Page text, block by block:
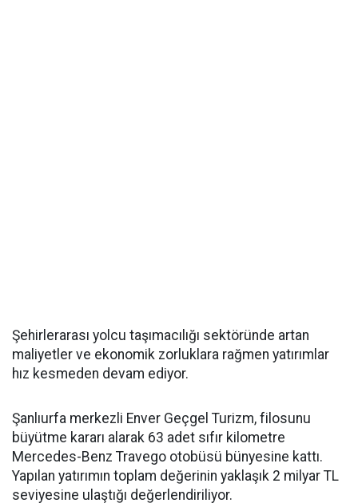
Şehirlerarası yolcu taşımacılığı sektöründe artan
maliyetler ve ekonomik zorluklara rağmen yatırımlar
hız kesmeden devam ediyor.
Şanlıurfa merkezli Enver Geçgel Turizm, filosunu
büyütme kararı alarak 63 adet sıfır kilometre
Mercedes-Benz Travego otobüsü bünyesine kattı.
Yapılan yatırımın toplam değerinin yaklaşık 2 milyar TL
seviyesine ulaştığı değerlendiriliyor.